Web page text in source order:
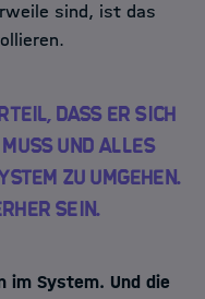
sind, ist das
dass er sich
und alles
zu umgehen.
sein.
im System. Und die